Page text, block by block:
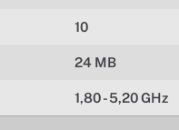
10
24 MB
1,80 - 5,20 GHz